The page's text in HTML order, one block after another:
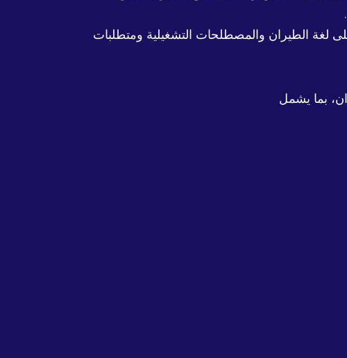
لغة الطيران والمصطلحات التشغيلية ومتطلبات
بما يشمل